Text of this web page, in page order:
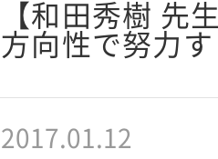
【和田秀樹 先
方向性で努力
2017.01.12